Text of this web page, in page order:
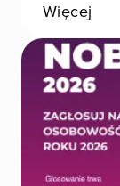
Więcej